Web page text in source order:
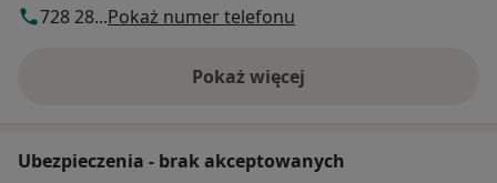
728 28...Pokaż numer telefonu
Pokaż więcej
o adresie
Ubezpieczenia - brak akceptowanych